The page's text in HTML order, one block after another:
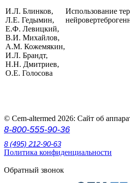
И.Л. Блинков,
Л.Е. Гедымин,
Е.Ф. Левицкий,
В.И. Михайлов,
А.М. Кожемякин,
И.Л. Брандт,
Н.Н. Дмитриев,
О.Е. Голосова
Использование
© Cem-altermed 2026: Сайт об
8-800-555-90-36
8 (495) 212-90-63
Политика конфиденциальности
Обратный звонок